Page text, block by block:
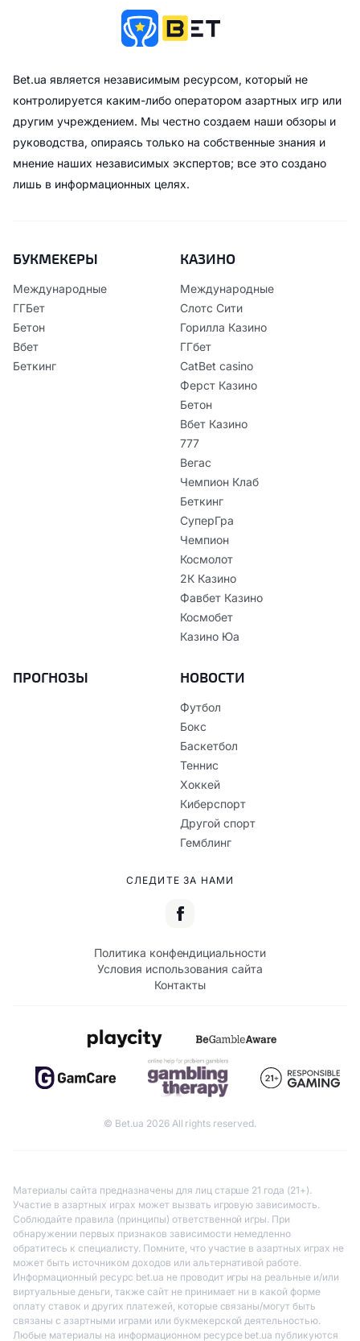
Bet.ua является независимым ресурсом, который не
контролируется каким-либо оператором азартных игр или
другим учреждением. Мы честно создаем наши обзоры и
руководства, опираясь только на собственные знания и
мнение наших независимых экспертов; все это создано
лишь в информационных целях.
БУКМЕКЕРЫ
Международные
ГГБет
Бетон
Вбет
Беткинг
КАЗИНО
Международные
Слотс Сити
Горилла Казино
ГГбет
CatBet casino
Ферст Казино
Бетон
Вбет Казино
777
Вегас
Чемпион Клаб
Беткинг
СуперГра
Чемпион
Космолот
2К Казино
Фавбет Казино
Космобет
Казино Юа
ПРОГНОЗЫ НОВОСТИ
Футбол
Бокс
Баскетбол
Теннис
Хоккей
Киберспорт
Другой спорт
Гемблинг
СЛЕДИТЕ ЗА НАМИ
Политика конфендициальности
Условия использования сайта
Контакты
© Bet.ua 2026 All rights reserved.
Материалы сайта предназначены для лиц старше 21 года (21+).
Участие в азартных играх может вызвать игровую зависимость.
Соблюдайте правила (принципы) ответственной игры. При
обнаружении первых признаков зависимости немедленно
обратитесь к специалисту. Помните, что участие в азартных играх не
может быть источником доходов или альтернативой работе.
Информационный ресурс bet.ua не проводит игры на реальные и/или
виртуальные деньги, также сайт не принимает ни в какой форме
оплату ставок и других платежей, которые связаны/могут быть
связаны с азартными играми или букмекерской деятельностью.
Любые материалы на информационном ресурсе bet.ua публикуются